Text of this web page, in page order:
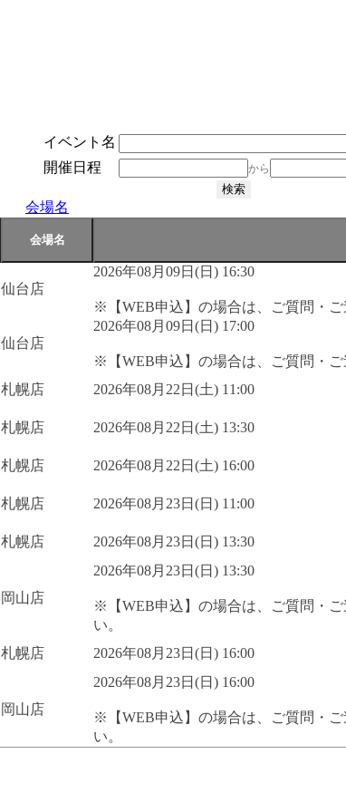
イベント名
開催日程
から
会場名
仙台店
2026年08月09日(日) 16:30
※【WEB申込】の場合は、ご質問・ご
仙台店
2026年08月09日(日) 17:00
※【WEB申込】の場合は、ご質問・ご
札幌店 2026年08月22日(土) 11:00
札幌店 2026年08月22日(土) 13:30
札幌店 2026年08月22日(土) 16:00
札幌店 2026年08月23日(日) 11:00
札幌店 2026年08月23日(日) 13:30
岡山店
2026年08月23日(日) 13:30
※【WEB申込】の場合は、ご質問・
い。
札幌店 2026年08月23日(日) 16:00
岡山店
2026年08月23日(日) 16:00
※【WEB申込】の場合は、ご質問・
い。